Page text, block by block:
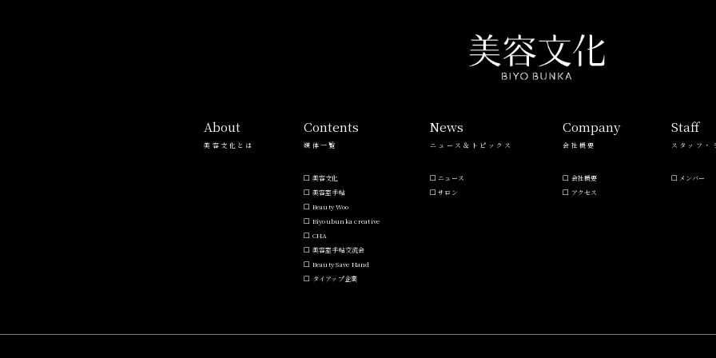
About
美容文化とは
Contents
媒体一覧
美容文化
美容室手帖
Beauty Woo
Biyoubunka creative
CHA
美容室手帖交流会
Beauty Save Hand
タイアップ企業
News
ニュース＆トピックス
ニュース
サロン
Company
会社概要
会社概要
アクセス
Staff
スタッフ・
メンバー